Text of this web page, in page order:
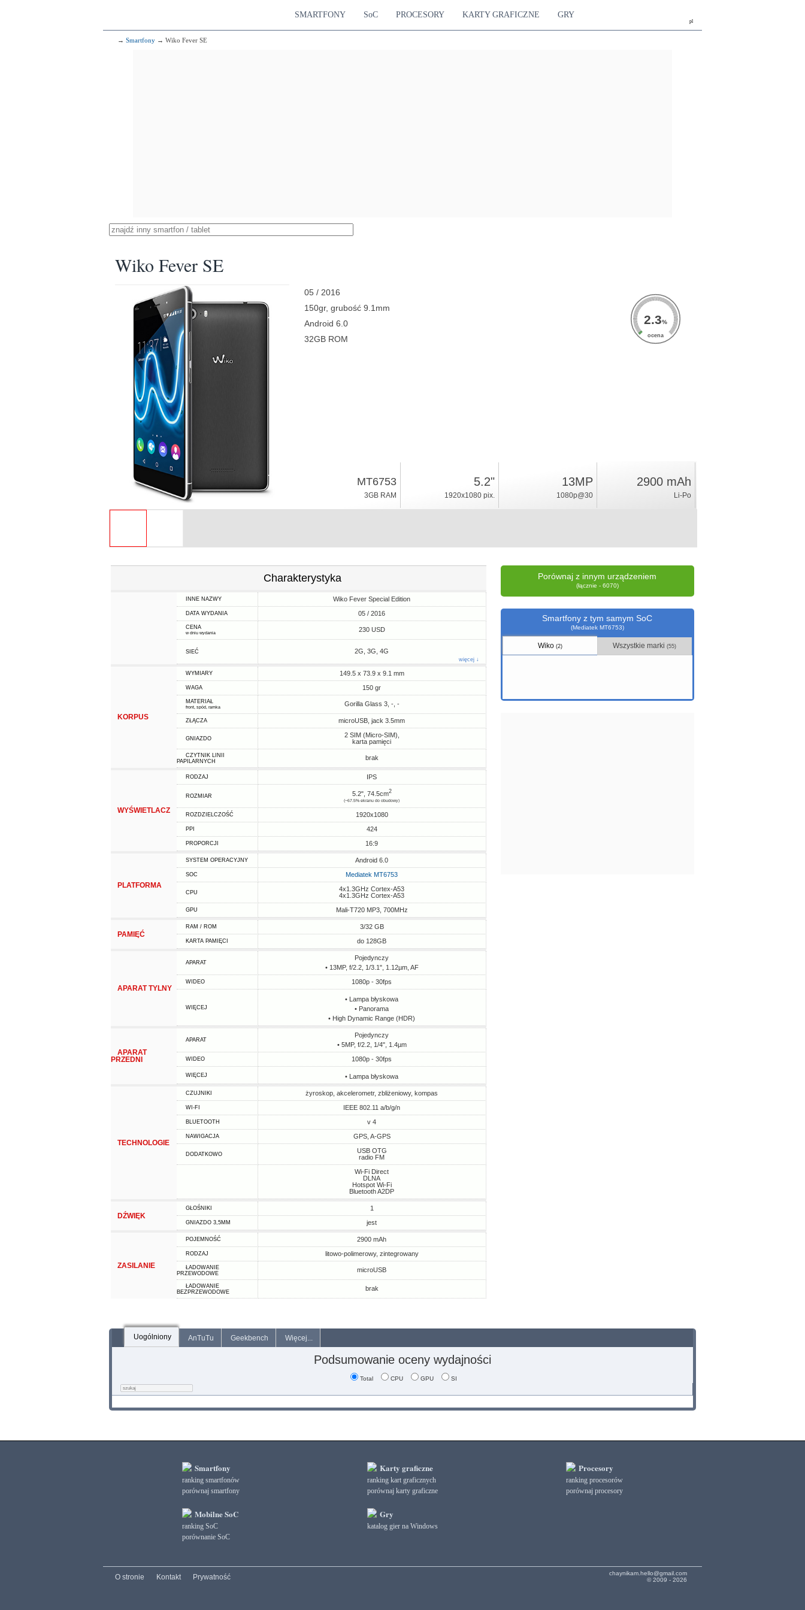
pl
SMARTFONY SoC PROCESORY KARTY GRAFICZNE GRY
→ Smartfony → Wiko Fever SE
Wiko Fever SE
05 / 2016
150gr, grubość 9.1mm
Android 6.0
32GB ROM
2.3%
ocena
MT6753
3GB RAM
5.2"
1920x1080 pix.
13MP
1080p@30
2900 mAh
Li-Po
Charakterystyka
INNE NAZWY Wiko Fever Special Edition
DATA WYDANIA 05 / 2016
CENA
w dniu wydania 230 USD
SIEĆ 2G, 3G, 4G
więcej ↓
KORPUS
WYMIARY 149.5 x 73.9 x 9.1 mm
WAGA 150 gr
MATERIAŁ
front, spód, ramka Gorilla Glass 3, -, -
ZŁĄCZA microUSB, jack 3.5mm
GNIAZDO
2 SIM (Micro-SIM),
karta pamięci
CZYTNIK LINII
PAPILARNYCH
brak
WYŚWIETLACZ
RODZAJ IPS
ROZMIAR 5.2", 74.5cm2
(~67.5% ekranu do obudowy)
ROZDZIELCZOŚĆ 1920x1080
PPI 424
PROPORCJI 16:9
PLATFORMA
SYSTEM OPERACYJNY Android 6.0
SOC Mediatek MT6753
CPU
4x1.3GHz Cortex-A53
4x1.3GHz Cortex-A53
GPU Mali-T720 MP3, 700MHz
PAMIĘĆ
RAM / ROM 3/32 GB
KARTA PAMIĘCI do 128GB
APARAT TYLNY
APARAT
Pojedynczy
• 13MP, f/2.2, 1/3.1", 1.12µm, AF
WIDEO 1080p - 30fps
WIĘCEJ
• Lampa błyskowa
• Panorama
• High Dynamic Range (HDR)
APARAT
PRZEDNI
APARAT
Pojedynczy
• 5MP, f/2.2, 1/4", 1.4µm
WIDEO 1080p - 30fps
WIĘCEJ • Lampa błyskowa
TECHNOLOGIE
CZUJNIKI żyroskop, akcelerometr, zbliżeniowy, kompas
WI-FI IEEE 802.11 a/b/g/n
BLUETOOTH v 4
NAWIGACJA GPS, A-GPS
DODATKOWO
USB OTG
radio FM
Wi-Fi Direct
DLNA
Hotspot Wi-Fi
Bluetooth A2DP
DŹWIĘK
GŁOŚNIKI 1
GNIAZDO 3,5MM jest
ZASILANIE
POJEMNOŚĆ 2900 mAh
RODZAJ litowo-polimerowy, zintegrowany
ŁADOWANIE
PRZEWODOWE
microUSB
ŁADOWANIE
BEZPRZEWODOWE
brak
Porównaj z innym urządzeniem
(łącznie - 6070)
Smartfony z tym samym SoC
(Mediatek MT6753)
Wiko (2) Wszystkie marki(55)
Uogólniony AnTuTu Geekbench Więcej...
Podsumowanie oceny wydajności
Total CPU GPU SI
Smartfony
ranking smartfonów
porównaj smartfony
Mobilne SoC
ranking SoC
porównanie SoC
Karty graficzne
ranking kart graficznych
porównaj karty graficzne
Gry
katalog gier na Windows
Procesory
ranking procesorów
porównaj procesory
chaynikam.hello@gmail.com
© 2009 - 2026
O stronie Kontakt Prywatność